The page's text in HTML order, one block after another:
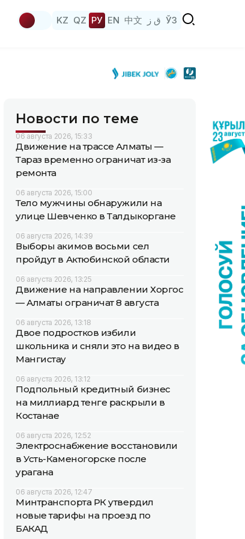
KZ QZ РУ EN 中文 ق ز ЎЗ
Новости по теме
06 августа 2026, 15:33
Движение на трассе Алматы —
Тараз временно ограничат из-за
ремонта
06 августа 2026, 15:00
Тело мужчины обнаружили на
улице Шевченко в Талдыкоргане
06 августа 2026, 14:39
Выборы акимов восьми сел
пройдут в Актюбинской области
06 августа 2026, 13:25
Движение на направлении Хоргос
— Алматы ограничат 8 августа
06 августа 2026, 13:18
Двое подростков избили
школьника и сняли это на видео в
Мангистау
06 августа 2026, 13:12
Подпольный кредитный бизнес
на миллиард тенге раскрыли в
Костанае
06 августа 2026, 12:52
Электроснабжение восстановили
в Усть-Каменогорске после
урагана
06 августа 2026, 12:47
Минтранспорта РК утвердил
новые тарифы на проезд по
БАКАД